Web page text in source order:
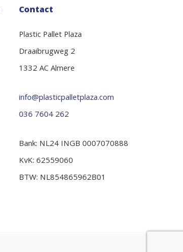
Contact
Plastic Pallet Plaza
Draaibrugweg 2
1332 AC Almere
info@plasticpalletplaza.com
036 7604 262
Bank: NL24 INGB 0007070888
KvK: 62559060
BTW: NL854865962B01